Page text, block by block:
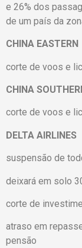
e 26% dos
de um país da
CHINA EASTERN
corte de voos e
CHINA
corte de voos e
DELTA AIRLINES
suspensão de
deixará em solo
corte de
atraso em
pensão